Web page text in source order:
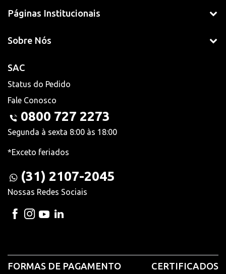
Páginas Institucionais
Sobre Nós
SAC
Status do Pedido
Fale Conosco
0800 727 2273
Segunda à sexta 8:00 às 18:00
*Exceto feriados
(31) 2107-2045
Nossas Redes Sociais
FORMAS DE PAGAMENTO CERTIFICADOS